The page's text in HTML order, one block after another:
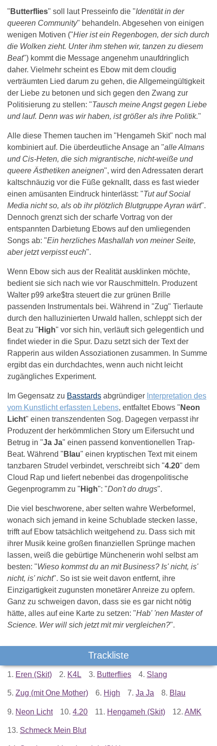
" Butterflies" soll laut Presseinfo die "Identität in der
queeren Community" behandeln. Abgesehen von einigen
wenigen Motiven ("Hier ist ein Regenbogen, der sich durch
die Wolken zieht. Unter ihm stehen wir, tanzen zu diesem
Beat") kommt die Message angenehm unaufdringlich
daher. Vielmehr scheint es Ebow mit dem cloudig
verträumten Lied darum zu gehen, die Allgemeingültigkeit
der Liebe zu betonen und sich gegen den Zwang zur
Politisierung zu stellen: "Tausch meine Angst gegen Liebe
und lauf. Denn was wir haben, ist größer als ihre Politik."
Alle diese Themen tauchen im "Hengameh Skit" noch mal
kombiniert auf. Die überdeutliche Ansage an "alle Almans
und Cis-Heten, die sich migrantische, nicht-weiße und
queere Ästhetiken aneignen", wird den Adressaten derart
kaltschnäuzig vor die Füße geknallt, dass es fast wieder
einen amüsanten Eindruck hinterlässt: "Tut auf Social
Media nicht so, als ob ihr plötzlich Blutgruppe Ayran wärt".
Dennoch grenzt sich der scharfe Vortrag von der
entspannten Darbietung Ebows auf den umliegenden
Songs ab: "Ein herzliches Mashallah von meiner Seite,
aber jetzt verpisst euch".
Wenn Ebow sich aus der Realität ausklinken möchte,
bedient sie sich nach wie vor Rauschmitteln. Produzent
Walter p99 arke$tra steuert die zur grünen Brille
passenden Instrumentals bei. Während in "Zug" Tierlaute
durch den halluzinierten Urwald hallen, schleppt sich der
Beat zu " High" vor sich hin, verläuft sich gelegentlich und
findet wieder in die Spur. Dazu setzt sich der Text der
Rapperin aus wilden Assoziationen zusammen. In Summe
ergibt das ein durchdachtes, wenn auch nicht leicht
zugängliches Experiment.
Im Gegensatz zu Basstards abgründiger Interpretation des
vom Kunstlicht erfassten Lebens, entfaltet Ebows " Neon
Licht" einen transzendenten Sog. Dagegen verpasst ihr
Produzent der herkömmlichen Story um Eifersucht und
Betrug in "Ja Ja" einen passend konventionellen Trap-
Beat. Während " Blau" einen kryptischen Text mit einem
tanzbaren Strudel verbindet, verschreibt sich "4.20" dem
Cloud Rap und liefert nebenbei das drogenpolitische
Gegenprogramm zu " High": "Don't do drugs".
Die viel beschworene, aber selten wahre Werbeformel,
wonach sich jemand in keine Schublade stecken lasse,
trifft auf Ebow tatsächlich weitgehend zu. Dass sich mit
ihrer Musik keine großen finanziellen Sprünge machen
lassen, weiß die gebürtige Münchenerin wohl selbst am
besten: "Wieso kommst du an mit Business? Is' nicht, is'
nicht, is' nicht". So ist sie weit davon entfernt, ihre
Einzigartigkeit zugunsten monetärer Anreize zu opfern.
Ganz zu schweigen davon, dass sie es gar nicht nötig
hätte, alles auf eine Karte zu setzen: "Hab' 'nen Master of
Science. Wer will sich jetzt mit mir vergleichen?".
Trackliste
1. Eren (Skit) 2. K4L 3. Butterflies 4. Slang
5. Zug (mit One Mother) 6. High 7. Ja Ja 8. Blau
9. Neon Licht 10. 4.20 11. Hengameh (Skit) 12. AMK
13. Schmeck Mein Blut